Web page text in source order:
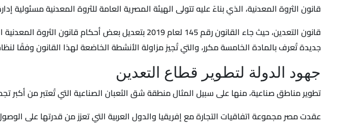
قانون الثروة المعدنية، الذي بناءً عليه تتولى الهيئة المصرية العامة للثروة المعدنية مسئولية إدارة
جديدة تُعرف بالمادة الخامسة مكرر، والتي تُجيز مزاولة الأنشطة الخاضعة لهذا القانون وفقًا لنظام
جهود الدولة لتطوير قطاع التعدين
تطوير مناطق صناعية، منها على سبيل المثال منطقة شق الثعبان الصناعية التي تُعتبر من أكبر
عقدت مصر مجموعة اتفاقيات التجارة مع إفريقيا والدول العربية التي تعزز من قدرتها على